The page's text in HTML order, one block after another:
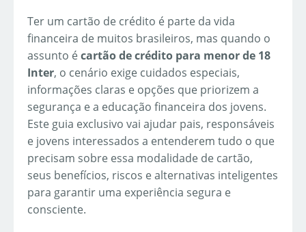
Ter um cartão de crédito é parte da vida
financeira de muitos brasileiros, mas quando o
assunto écartão de crédito para menor de 18
Inter, o cenário exige cuidados especiais,
informações claras e opções que priorizem a
segurança e a educação financeira dos jovens.
Este guia exclusivo vai ajudar pais, responsáveis
e jovens interessados a entenderem tudo o que
precisam sobre essa modalidade de cartão,
seus benefícios, riscos e alternativas inteligentes
para garantir uma experiência segura e
consciente.